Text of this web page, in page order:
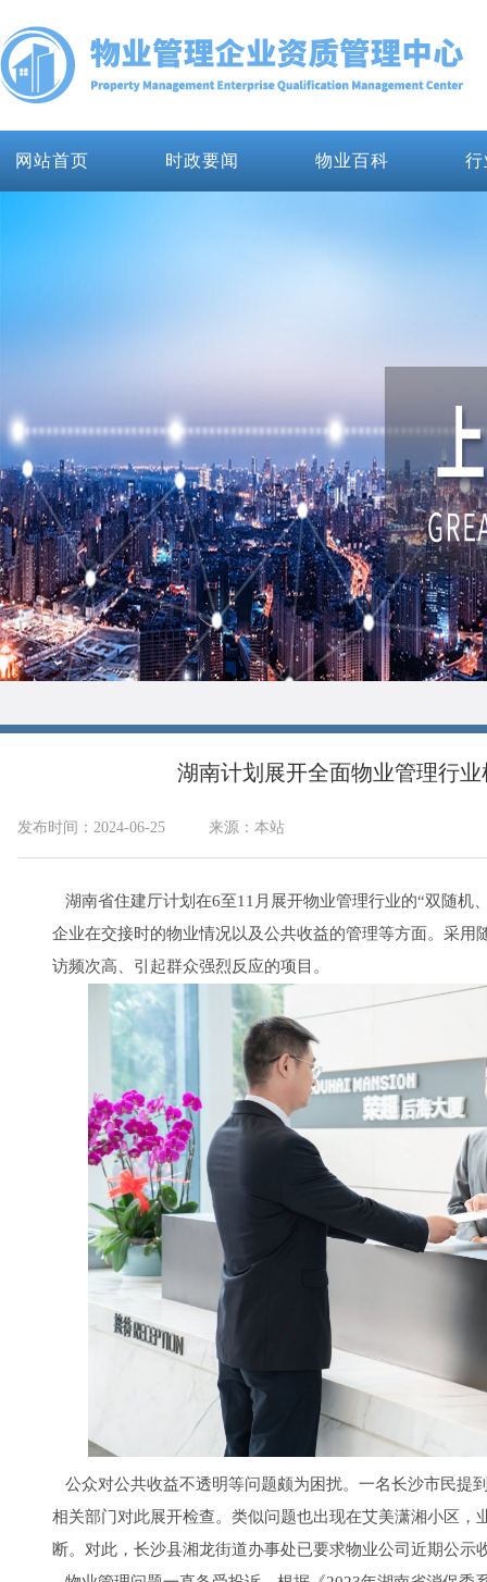
网站首页 时政要闻 物业百科 行
湖南计划展开全面物业管理行
发布时间：2024-06-25 来源：本站
湖南省住建厅计划在6至11月展开物业管理行业的“双随机
企业在交接时的物业情况以及公共收益的管理等方面。采
访频次高、引起群众强烈反应的项目。
公众对公共收益不透明等问题颇为困扰。一名长沙市民提
相关部门对此展开检查。类似问题也出现在艾美潇湘小区
断。对此，长沙县湘龙街道办事处已要求物业公司近期公示